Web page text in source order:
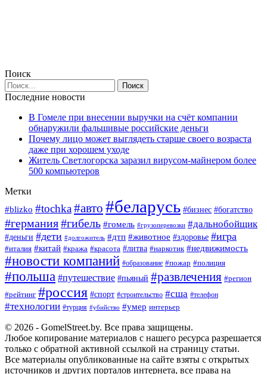
Поиск
Последние новости
В Гомеле при внесении выручки на счёт компании
обнаружили фальшивые российские деньги
Почему лицо может выглядеть старше своего возраста
даже при хорошем уходе
Житель Светлогорска заразил вирусом-майнером более
500 компьютеров
Метки
#blizko #tochka#авто #беларусь #бизнес #богатство
#германия#гибель #гомель #грузоперевозки #дальнобойщик
#деньги #дети #долгожитель #дтп #животное #здоровье #игра
#италия #китай #кража #красота #литва #наркотик #недвижимость
#новости компаний #образование #пожар #полиция
#польша #путешествие #пьяный #развлечения #регион
#рейтинг #россия #спорт #строительство #сша #телефон
#технологии #турция #убийство #умер интерьер
© 2026 - GomelStreet.by. Все права защищены.
Любое копирование материалов с нашего ресурса разрешается
только с обратной активной ссылкой на страницу статьи.
Все материалы опубликованные на сайте взяты с открытых
источников и других порталов интернета, все права на